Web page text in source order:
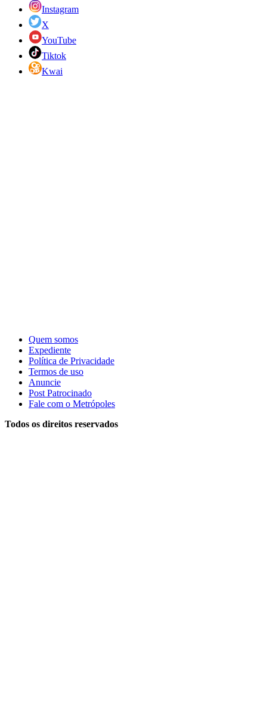
Instagram
X
YouTube
Tiktok
Kwai
Quem somos
Expediente
Política de Privacidade
Termos de uso
Anuncie
Post Patrocinado
Fale com o Metrópoles
Todos os direitos reservados